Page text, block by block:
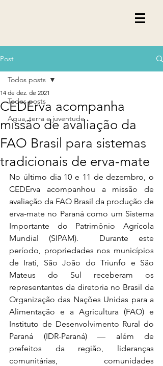
Post
Todos posts
Agua, terra e juventude
Todos posts
CEDErva acompanha
missão de avaliação da
FAO Brasil para sistemas
tradicionais de erva-mate
14 de dez. de 2021
No último dia 10 e 11 de dezembro, o
CEDErva acompanhou a missão de
avaliação da FAO Brasil da produção de
erva-mate no Paraná como um Sistema
Importante do Patrimônio Agrícola
Mundial (SIPAM).  Durante este
período, propriedades nos municípios
de Irati, São João do Triunfo e São
Mateus do Sul receberam os
representantes da diretoria no Brasil da
Organização das Nações Unidas para a
Alimentação e a Agricultura (FAO) e
Instituto de Desenvolvimento Rural do
Paraná (IDR-Paraná) — além de
prefeitos da região, lideranças
comunitárias, comunidades